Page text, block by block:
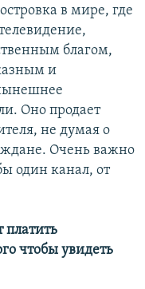
в мире, где
благом,
и
Оно продает
не думая о
Очень важно
один канал, от
платить
чтобы увидеть